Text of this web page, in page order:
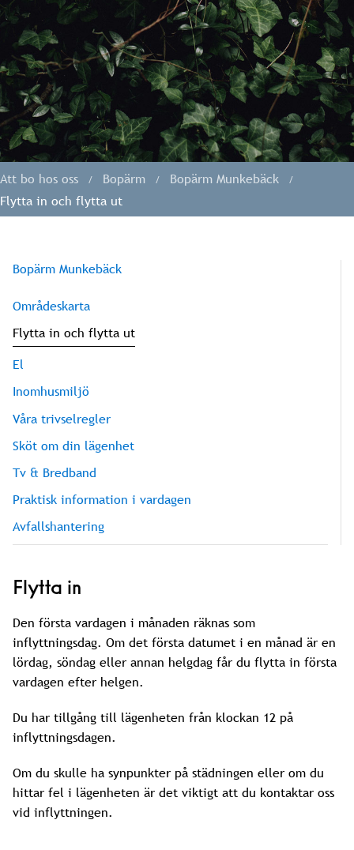
Att bo hos oss Bopärm
Bopärm Munkebäck
Flytta in och flytta ut
Bopärm Munkebäck
Områdeskarta
Flytta in och flytta ut
El
Inomhusmiljö
Våra trivselregler
Sköt om din lägenhet
Tv & Bredband
Praktisk information i vardagen
Avfallshantering
Flytta in
Den första vardagen i månaden räknas som
inflyttningsdag. Om det första datumet i en månad är en
lördag, söndag eller annan helgdag får du flytta in första
vardagen efter helgen.
Du har tillgång till lägenheten från klockan 12 på
inflyttningsdagen.
Om du skulle ha synpunkter på städningen eller om du
hittar fel i lägenheten är det viktigt att du kontaktar oss
vid inflyttningen.